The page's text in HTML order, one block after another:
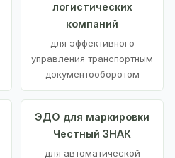
логистических
компаний
для эффективного
управления транспортным
документооборотом
ЭДО для маркировки
Честный ЗНАК
для автоматической